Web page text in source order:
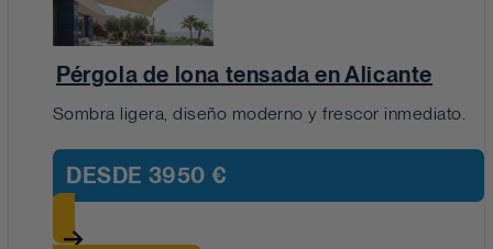
Pérgola de lona tensada en Alicante
Sombra ligera, diseño moderno y frescor inmediato.
DESDE 3950 €